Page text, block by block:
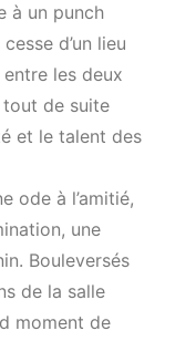
à un punch
d’un lieu
entre les deux
de suite
et le talent des
ode à l’amitié,
une
Bouleversés
de la salle
moment de